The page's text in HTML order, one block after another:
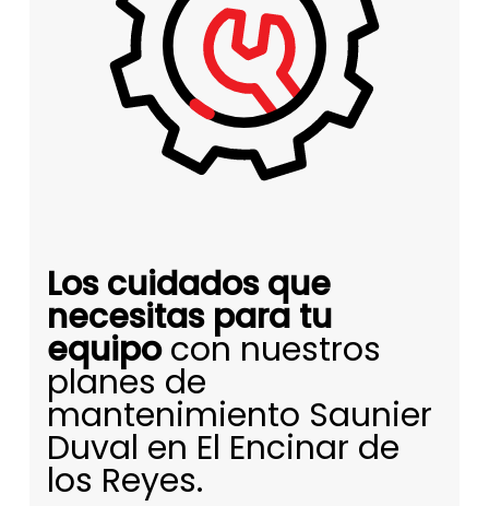
Los cuidados que
necesitas para tu
equipocon nuestros
planes de
mantenimiento Saunier
Duval en El Encinar de
los Reyes.